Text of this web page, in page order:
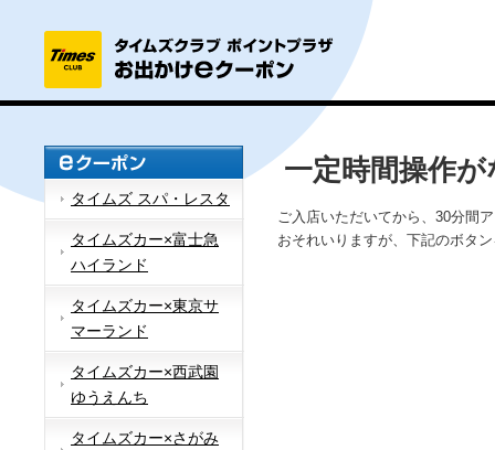
タイムズ スパ・レスタ
タイムズカー×富士急
ハイランド
タイムズカー×東京サ
マーランド
タイムズカー×西武園
ゆうえんち
タイムズカー×さがみ
一定時間操作
ご入店いただいてから、30分間
おそれいりますが、下記のボタ